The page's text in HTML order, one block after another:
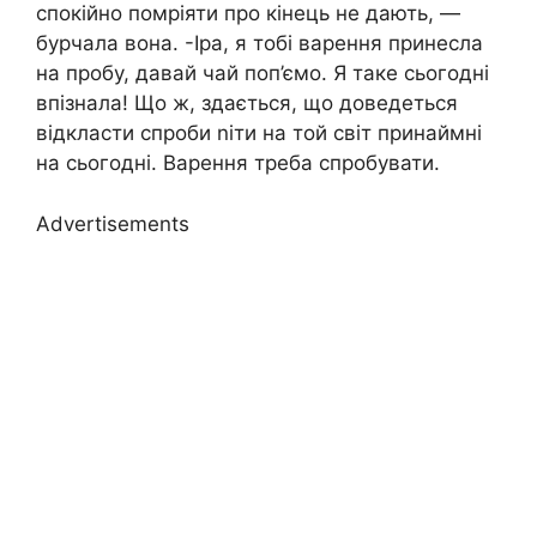
спокійно помріяти про кінець не дають, —
бурчала вона. -Іра, я тобі варення принесла
на пробу, давай чай поп’ємо. Я таке сьогодні
впізнала! Що ж, здається, що доведеться
відкласти спроби nіти на той світ принаймні
на сьогодні. Варення треба спробувати.
Advertisements